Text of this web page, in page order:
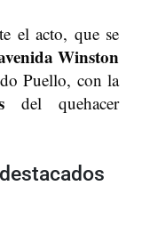
el acto, que se
Winston
Puello, con la
del quehacer